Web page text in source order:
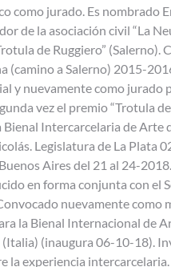
como jurado. Es nombrado
de la asociación civil “La
de Ruggiero” (Salerno).
(camino a Salerno) 2015-
y nuevamente como jurado
vez el premio “Trotula
Intercarcelaria de Arte
Legislatura de La Plata
Aires del 21 al 24-
en forma conjunta con el
nuevamente como
la Bienal Internacional de
(inaugura 06-10-18).
la experiencia